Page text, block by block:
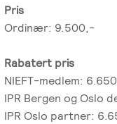
Sentralt
Oslo
Salgsbetingelser
Pris
Ordinær: 9.500,-
Rabatert pris
NIEFT-medlem:
IPR Bergen og Oslo
IPR Oslo partner: